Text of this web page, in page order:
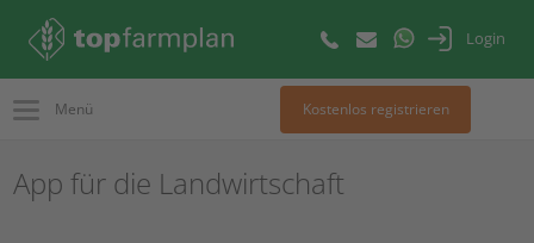
Login
Menü Kostenlos registrieren
App für die Landwirtschaft